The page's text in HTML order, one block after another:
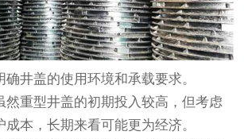
确井盖的使用环境和承载要求。
然重型井盖的初期投入较高，但考虑
本，长期来看可能更为经济。